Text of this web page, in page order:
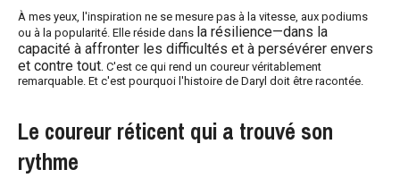
À mes yeux, l'inspiration ne se mesure pas à la vitesse, aux podiums
ou à la popularité. Elle réside dans la résilience—dans la
capacité à affronter les difficultés et à persévérer envers
et contre tout. C'est ce qui rend un coureur véritablement
remarquable. Et c'est pourquoi l'histoire de Daryl doit être racontée.
Le coureur réticent qui a trouvé son
rythme